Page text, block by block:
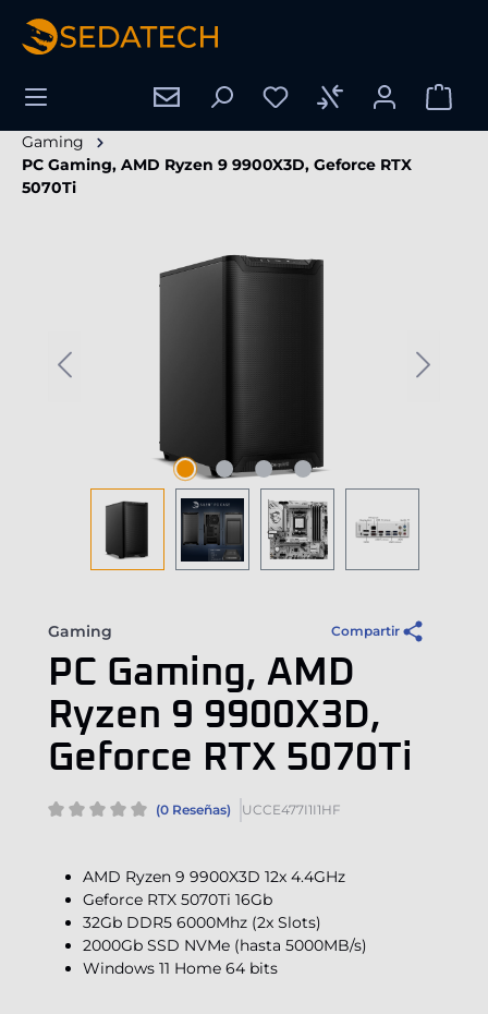
principal
Gaming
PC Gaming, AMD Ryzen 9 9900X3D, Geforce RTX
5070Ti
Omitir galería de imágenes
Gaming Compartir
PC Gaming, AMD
Ryzen 9 9900X3D,
Geforce RTX 5070Ti
(0 Reseñas) UCCE477I1I1HF
AMD Ryzen 9 9900X3D 12x 4.4GHz
Geforce RTX 5070Ti 16Gb
32Gb DDR5 6000Mhz (2x Slots)
2000Gb SSD NVMe (hasta 5000MB/s)
Windows 11 Home 64 bits